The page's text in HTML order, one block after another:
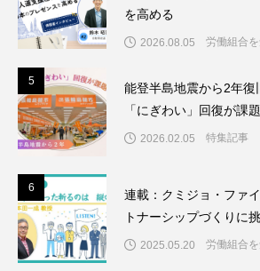
を高める
2026.08.05 労働組合を
5
能登半島地震から2年
「にぎわい」回復が課
2026.02.05 特集記事
6
連載：クミジョ・ファ
トナーシップづくりに
2025.05.20 労働組合を